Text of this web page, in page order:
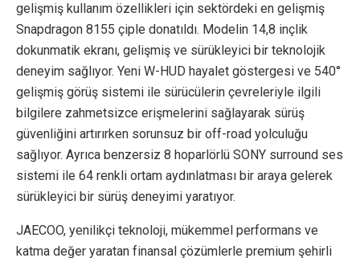
gelişmiş kullanım özellikleri için sektördeki en gelişmiş
Snapdragon 8155 çiple donatıldı. Modelin 14,8 inçlik
dokunmatik ekranı, gelişmiş ve sürükleyici bir teknolojik
deneyim sağlıyor. Yeni W-HUD hayalet göstergesi ve 540°
gelişmiş görüş sistemi ile sürücülerin çevreleriyle ilgili
bilgilere zahmetsizce erişmelerini sağlayarak sürüş
güvenliğini artırırken sorunsuz bir off-road yolculuğu
sağlıyor. Ayrıca benzersiz 8 hoparlörlü SONY surround ses
sistemi ile 64 renkli ortam aydınlatması bir araya gelerek
sürükleyici bir sürüş deneyimi yaratıyor.
JAECOO, yenilikçi teknoloji, mükemmel performans ve
katma değer yaratan finansal çözümlerle premium şehirli